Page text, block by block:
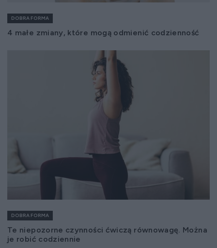
DOBRA FORMA
4 małe zmiany, które mogą odmienić codzienność
DOBRA FORMA
Te niepozorne czynności ćwiczą równowagę. Można
je robić codziennie